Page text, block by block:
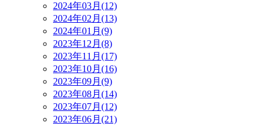
2024年03月(12)
2024年02月(13)
2024年01月(9)
2023年12月(8)
2023年11月(17)
2023年10月(16)
2023年09月(9)
2023年08月(14)
2023年07月(12)
2023年06月(21)